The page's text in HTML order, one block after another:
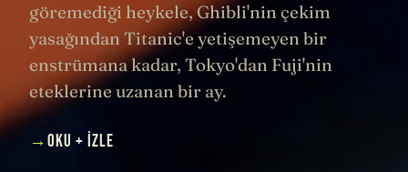
göremediği heykele, Ghibli'nin çekim
yasağından Titanic'e yetişemeyen bir
enstrümana kadar, Tokyo'dan Fuji'nin
eteklerine uzanan bir ay.
→ OKU + İZLE